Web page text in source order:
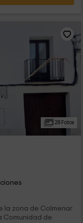
28 Fotos
la zona de Colmenar
Comunidad de